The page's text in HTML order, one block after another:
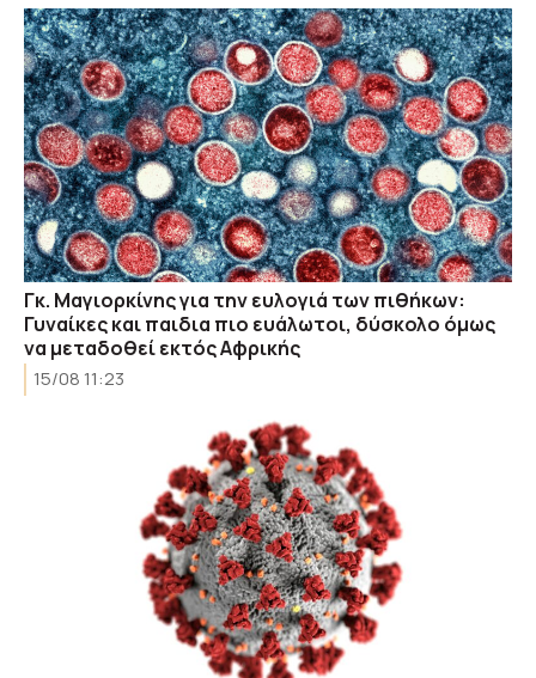
Γκ. Μαγιορκίνης για την ευλογιά των πιθήκων:
Γυναίκες και παιδια πιο ευάλωτοι, δύσκολο όμως
να μεταδοθεί εκτός Αφρικής
15/08 11:23